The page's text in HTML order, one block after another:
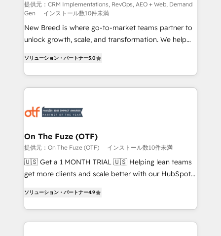
performance advertising via Point Success Media. -
Expert deployment of Breeze AI and custom agents
to automate growth. 🏆 Elite Excellence - 8 platform
accreditations and deep HIPAA-compliance
提供元：CRM Implementations, RevOps, AEO + Web, Demand
Gen
インストール数10件未満
New Breed is where go-to-market teams partner to
unlock growth, scale, and transformation. We help
customer platform and operationalize HubSpot’s
Loop Marketing framework through expert-led
services, smart agents, and purpose-built apps,
results, fast. ⚙️CRM & RevOps: Align all Hubs to your
🎯Demand Gen & ABM: Drive pipeline with inbound,
ABM, AEO, SEO, & paid media. 👩‍💻Web Design:
Build high-performing websites with UX, messaging,
& conversion strategy that drive results. 🤖AI
AI, & maximize AEO with tailored AI services. 🧩
Integrations: Extend HubSpot with custom
ソリューション・パートナー5.0
On The Fuze (OTF)
提供元：On The Fuze (OTF) インストール数10件未満
🇺🇸 Get a 1 MONTH TRIAL 🇺🇸 Helping lean teams
get more clients and scale better with our HubSpot
Work With 🚀 We help lean, growing companies: -
Win more business - Reduce no-shows - Improve
lead & deal conversion rates - Scale with less
ソリューション・パートナー4.9